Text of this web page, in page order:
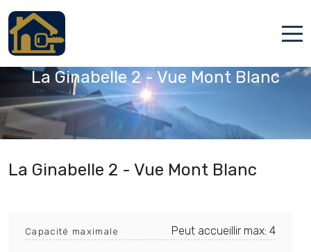
Accueil
Locations
Services
Qui sommes nous
La Ginabelle 2 - Vue Mont Blanc
La Ginabelle 2 - Vue Mont Blanc
Capacité maximale Peut accueillir max: 4